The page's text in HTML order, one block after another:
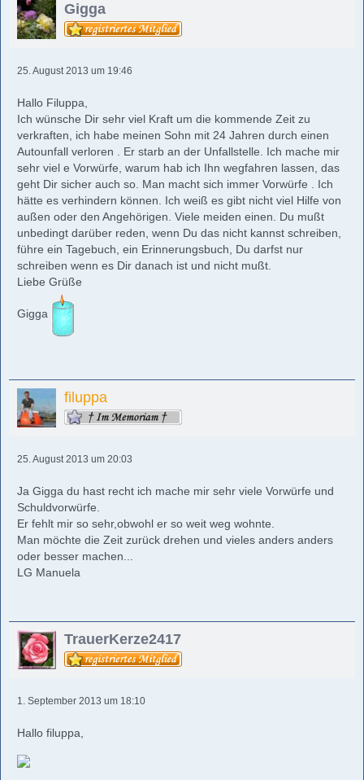
Gigga
25. August 2013 um 19:46
Hallo Filuppa,
Ich wünsche Dir sehr viel Kraft um die kommende Zeit zu
verkraften, ich habe meinen Sohn mit 24 Jahren durch einen
Autounfall verloren . Er starb an der Unfallstelle. Ich mache mir
sehr viel e Vorwürfe, warum hab ich Ihn wegfahren lassen, das
geht Dir sicher auch so. Man macht sich immer Vorwürfe . Ich
hätte es verhindern können. Ich weiß es gibt nicht viel Hilfe von
außen oder den Angehörigen. Viele meiden einen. Du mußt
unbedingt darüber reden, wenn Du das nicht kannst schreiben,
führe ein Tagebuch, ein Erinnerungsbuch, Du darfst nur
schreiben wenn es Dir danach ist und nicht mußt.
Liebe Grüße
Gigga
filuppa
25. August 2013 um 20:03
Ja Gigga du hast recht ich mache mir sehr viele Vorwürfe und
Schuldvorwürfe.
Er fehlt mir so sehr,obwohl er so weit weg wohnte.
Man möchte die Zeit zurück drehen und vieles anders anders
oder besser machen...
LG Manuela
TrauerKerze2417
1. September 2013 um 18:10
Hallo filuppa,